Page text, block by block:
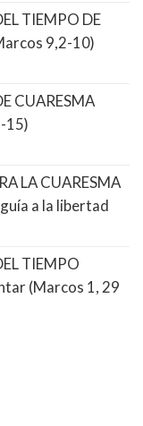
TIEMPO DE
9,2-10)
CUARESMA
15)
LA CUARESMA
a la libertad
TIEMPO
(Marcos 1, 29